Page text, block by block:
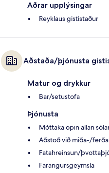
Aðrar upplýsingar
Reyklaus gististaður
Aðstaða/þjónusta
Matur og drykkur
Bar/setustofa
Þjónusta
Móttaka opin allan
Aðstoð við miða-/
Fatahreinsun/
Farangursgeymsla